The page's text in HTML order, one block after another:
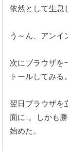
依然として生息
う～ん、アンイ
次にブラウザを
トールしてみる。
翌日ブラウザを
面に‥。
しかも
始めた。